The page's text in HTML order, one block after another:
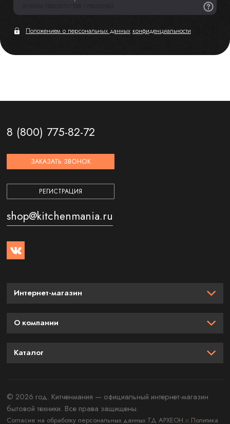
Положением о персональных данных конфиденциальности
8 (800) 775-82-72
ЗАКАЗАТЬ ЗВОНОК
РЕГИСТРАЦИЯ
shop@kitchenmania.ru
Интернет-магазин
О компании
Каталог
© 2026 год. Китченмания — официальный интернет-магазин
бытовой техники. Все права защищены.
Согласие на обработку персональных данных ТД АРХЕОН и Политика